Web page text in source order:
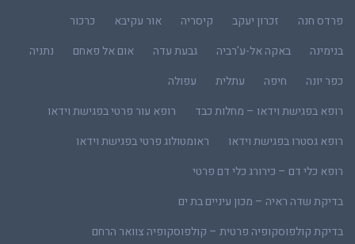
פרדס חנה
זכרון יעקב קיסריה אור עקיבא
כרכור
בנימינה
באקה אל-ע'רביה גבעת עדה אום אל פאחם
נתניה
כפר יונה
חיפה עתלית
עפולה
רופא בפגישת וידאו – מחלות כבד
רופא עור פרטי בפגישת וידאו
רופא גסטרו בפגישת וידאו
ראומטולוג פרטי בפגישת וידאו
רופא כלי דם – כירורג כלי דם פרטי
בדיקת שדה ראיה – מכון עיניים בת ים
בדיקת קולפוסקופיה פרטית – קולפוסקופיה צוואר הרחם